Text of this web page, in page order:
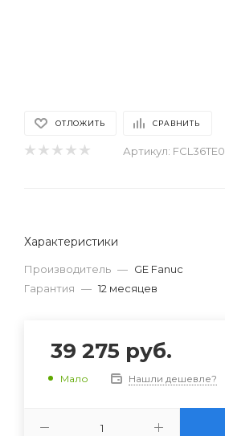
ОТЛОЖИТЬ СРАВНИТЬ
Артикул:
Характеристики
Производитель — GE Fanuc
Гарантия — 12 месяцев
39 275 руб.
Мало Нашли дешевле?